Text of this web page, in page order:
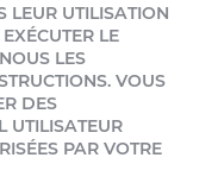
LEUR UTILISATION
LE
LES
VOUS
DES
UTILISATEUR
PAR VOTRE